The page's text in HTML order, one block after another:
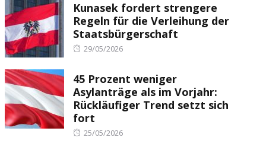
Kunasek fordert strengere
Regeln für die Verleihung der
Staatsbürgerschaft
Posted
29/05/2026
45 Prozent weniger
Asylanträge als im Vorjahr:
Rückläufiger Trend setzt sich
fort
Posted
25/05/2026